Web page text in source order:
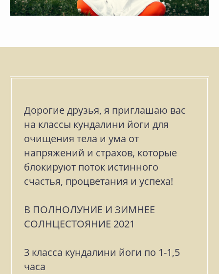
Дорогие друзья, я приглашаю вас
на классы кундалини йоги для
очищения тела и ума от
напряжений и страхов, которые
блокируют поток истинного
счастья, процветания и успеха!
В ПОЛНОЛУНИЕ И ЗИМНЕЕ
СОЛНЦЕСТОЯНИЕ 2021
3 класса кундалини йоги по 1-1,5
часа